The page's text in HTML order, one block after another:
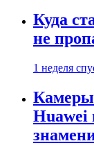
Куда
не
1 неделя
Камеры
Huawei